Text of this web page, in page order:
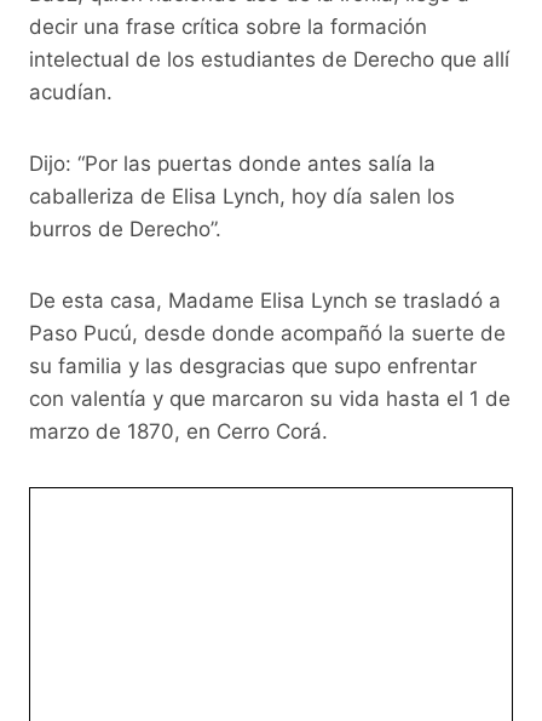
decir una frase crítica sobre la formación
intelectual de los estudiantes de Derecho que allí
acudían.
Dijo: “Por las puertas donde antes salía la
caballeriza de Elisa Lynch, hoy día salen los
burros de Derecho”.
De esta casa, Madame Elisa Lynch se trasladó a
Paso Pucú, desde donde acompañó la suerte de
su familia y las desgracias que supo enfrentar
con valentía y que marcaron su vida hasta el 1 de
marzo de 1870, en Cerro Corá.